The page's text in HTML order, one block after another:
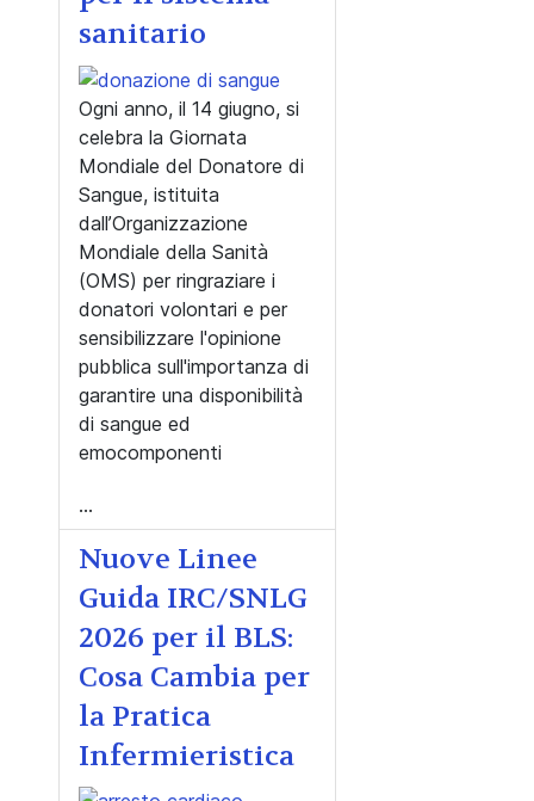
sanitario
Ogni anno, il 14 giugno, si
celebra la Giornata
Mondiale del Donatore di
Sangue, istituita
dall’Organizzazione
Mondiale della Sanità
(OMS) per ringraziare i
donatori volontari e per
sensibilizzare l'opinione
pubblica sull'importanza di
garantire una disponibilità
di sangue ed
emocomponenti
...
Nuove Linee
Guida IRC/SNLG
2026 per il BLS:
Cosa Cambia per
la Pratica
Infermieristica